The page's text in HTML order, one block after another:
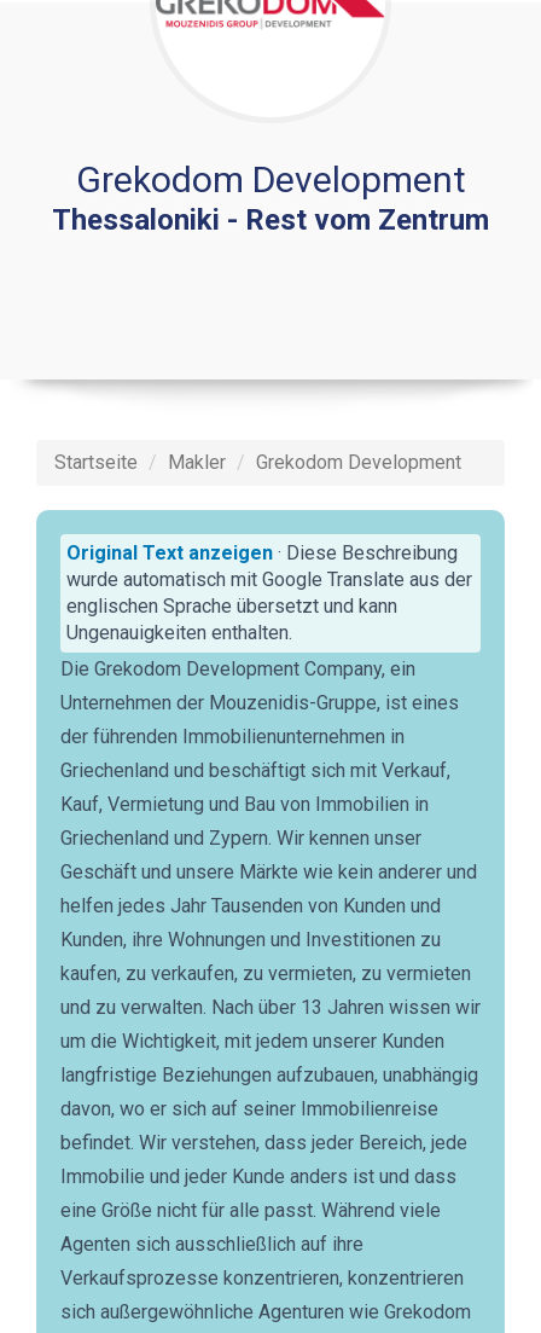
Grekodom Development
Thessaloniki - Rest vom Zentrum
Startseite Makler Grekodom Development
Original Text anzeigen · Diese Beschreibung
wurde automatisch mit Google Translate aus der
englischen Sprache übersetzt und kann
Ungenauigkeiten enthalten.
Die Grekodom Development Company, ein
Unternehmen der Mouzenidis-Gruppe, ist eines
der führenden Immobilienunternehmen in
Griechenland und beschäftigt sich mit Verkauf,
Kauf, Vermietung und Bau von Immobilien in
Griechenland und Zypern. Wir kennen unser
Geschäft und unsere Märkte wie kein anderer und
helfen jedes Jahr Tausenden von Kunden und
Kunden, ihre Wohnungen und Investitionen zu
kaufen, zu verkaufen, zu vermieten, zu vermieten
und zu verwalten. Nach über 13 Jahren wissen wir
um die Wichtigkeit, mit jedem unserer Kunden
langfristige Beziehungen aufzubauen, unabhängig
davon, wo er sich auf seiner Immobilienreise
befindet. Wir verstehen, dass jeder Bereich, jede
Immobilie und jeder Kunde anders ist und dass
eine Größe nicht für alle passt. Während viele
Agenten sich ausschließlich auf ihre
Verkaufsprozesse konzentrieren, konzentrieren
sich außergewöhnliche Agenturen wie Grekodom